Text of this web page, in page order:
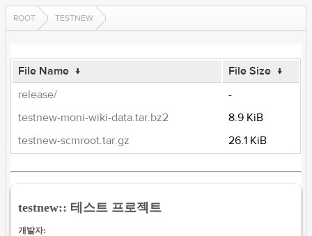
ROOT TESTNEW
File Name ↓ File Size ↓
release/
-
testnew-moni-wiki-data.tar.bz2
8.9 KiB
testnew-scmroot.tar.gz
26.1 KiB
testnew:: 테스트 프로젝트
개발자: